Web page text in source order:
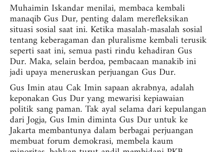
Muhaimin Iskandar menilai, membaca kembali
manaqib Gus Dur, penting dalam merefleksikan
situasi sosial saat ini. Ketika masalah-masalah sosial
tentang keberagaman dan pluralisme kembali terusik
seperti saat ini, semua pasti rindu kehadiran Gus
Dur. Maka, selain berdoa, pembacaan manakib ini
jadi upaya meneruskan perjuangan Gus Dur.
Gus Imin atau Cak Imin sapaan akrabnya, adalah
keponakan Gus Dur yang mewarisi kepiawaian
politik sang paman. Tak ayal selama dari kepulangan
dari Jogja, Gus Imin diminta Gus Dur untuk ke
Jakarta membantunya dalam berbagai perjuangan
membuat forum demokrasi, membela kaum